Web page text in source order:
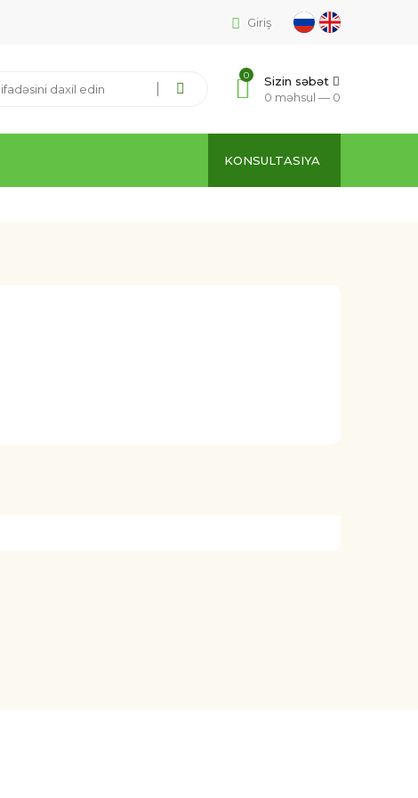
Giriş
0
Sizin səbət
0 məhsul — 0
KONSULTASIYA